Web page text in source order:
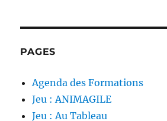
PAGES
Agenda des Formations
Jeu : ANIMAGILE
Jeu : Au Tableau